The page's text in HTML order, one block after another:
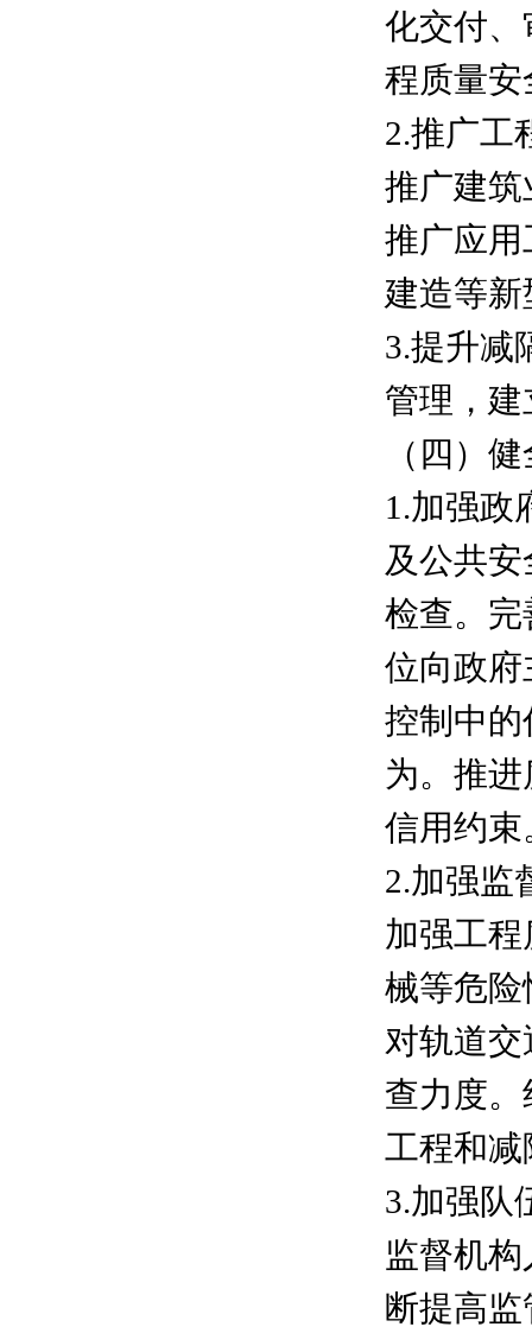
化交付
程质量
2.推广工
推广建
推广应
建造等
3.提升减
管理，
（四）
1.加强政
及公共
检查。
位向政
控制中
为。推
信用约
2.加强监
加强工
械等危
对轨道
查力度
工程和
3.加强队
监督机
断提高